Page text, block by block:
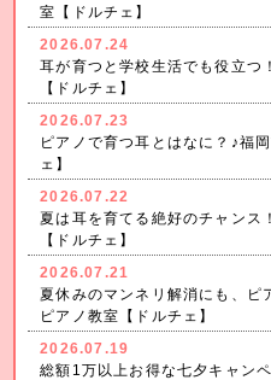
室【ドルチェ】
2026.07.24
耳が育つと学校生活でも役立つ
【ドルチェ】
2026.07.23
ピアノで育つ耳とはなに？♪福
ェ】
2026.07.22
夏は耳を育てる絶好のチャンス
【ドルチェ】
2026.07.21
夏休みのマンネリ解消にも、ピ
ピアノ教室【ドルチェ】
2026.07.19
総額1万以上お得な七夕キャン